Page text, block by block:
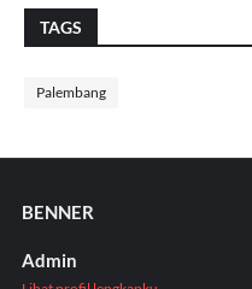
TAGS
Palembang
BENNER
Admin